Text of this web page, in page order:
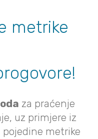
metrike
za praćenje
uz primjere iz
pojedine metrike